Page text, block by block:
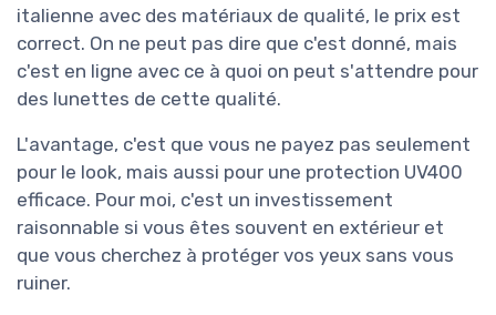
italienne avec des matériaux de qualité, le prix est
correct. On ne peut pas dire que c'est donné, mais
c'est en ligne avec ce à quoi on peut s'attendre pour
des lunettes de cette qualité.
L'avantage, c'est que vous ne payez pas seulement
pour le look, mais aussi pour une protection UV400
efficace. Pour moi, c'est un investissement
raisonnable si vous êtes souvent en extérieur et
que vous cherchez à protéger vos yeux sans vous
ruiner.